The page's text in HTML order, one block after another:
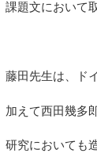
課題文において
藤田先生は、ド
加えて西田幾多
研究においても